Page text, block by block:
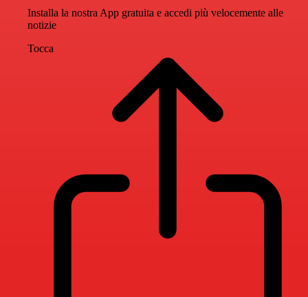
Installa la nostra App gratuita e accedi più velocemente alle
notizie
Tocca